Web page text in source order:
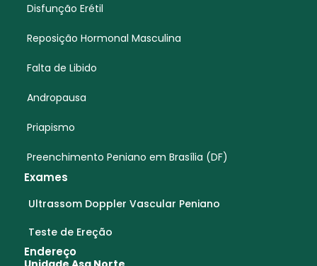
Disfunção Erétil
Reposição Hormonal Masculina
Falta de Libido
Andropausa
Priapismo
Preenchimento Peniano em Brasília (DF)
Exames
Ultrassom Doppler Vascular Peniano
Teste de Ereção
Endereço